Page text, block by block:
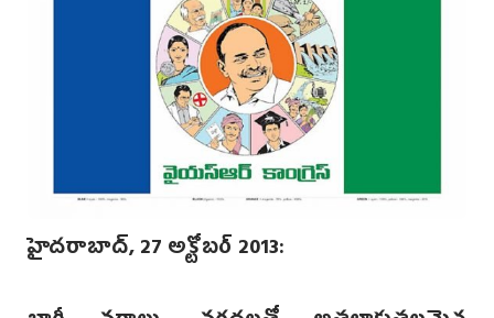
హైదరాబాద్, 27 అక్టోబర్ 2013: